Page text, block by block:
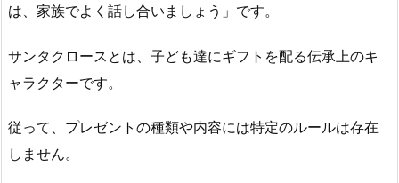
は、家族でよく話し合いましょう」です。
サンタクロースとは、子ども達にギフトを配る伝承上のキ
ャラクターです。
従って、プレゼントの種類や内容には特定のルールは存在
しません。